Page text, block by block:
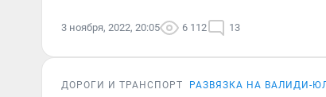
3 ноября, 2022, 20:05 6 112 13
ДОРОГИ И ТРАНСПОРТ РАЗВЯЗКА НА ВАЛИДИ-